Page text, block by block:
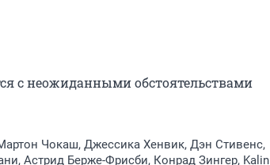
с неожиданными обстоятельствами
Чокаш, Джессика Хенвик, Дэн Стивенс,
Астрид Берже-Фрисби, Конрад Зингер, Kalin